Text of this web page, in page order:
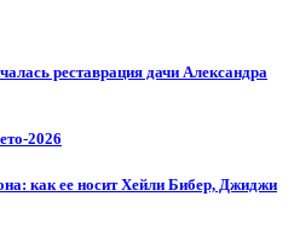
реставрация дачи Александра
2026
как ее носит Хейли Бибер, Джиджи